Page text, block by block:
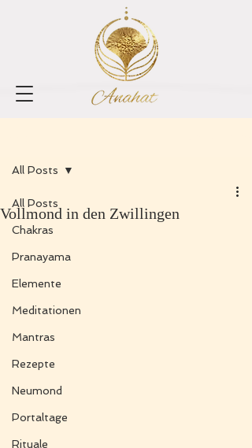
All Posts
Chakras
Pranayama
Elemente
Meditationen
Mantras
Rezepte
Neumond
Portaltage
Rituale
All Posts
Vollmond in den Zwillingen